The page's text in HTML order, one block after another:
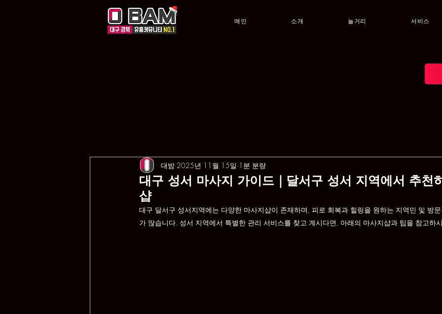
메인 소개 놀거리 서비스
대구 성서 마사지 가이드｜달서구 성서 지역에서 추천
샵
대밤 2025년 11월 15일 1분 분량
대구 달서구 성서지역에는 다양한 마사지샵이 존재하며, 피로 회복과 힐링을 원하는 지역민 및 방
가 많습니다. 성서 지역에서 특별한 관리 서비스를 찾고 계시다면, 아래의 마사지샵과 팁을 참고하